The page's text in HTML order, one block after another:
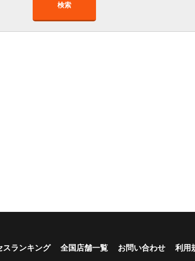
走行距離少
対応 プレミアム車両
出し有り
中
検索
スランキング 全国店舗一覧 お問い合わせ 利用